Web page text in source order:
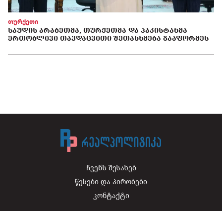
თურქეთი
ᲡᲐᲣᲓᲘᲡ ᲐᲠᲐᲑᲔᲗᲛᲐ, ᲗᲣᲠᲥᲔᲗᲛᲐ ᲓᲐ ᲞᲐᲙᲘᲡᲢᲐᲜᲛᲐ
ᲔᲠᲗᲝᲑᲚᲘᲕᲘ ᲗᲐᲕᲓᲐᲪᲕᲘᲗᲘ ᲨᲔᲗᲐᲜᲮᲛᲔᲑᲐ ᲒᲐᲐᲤᲝᲠᲛᲔᲡ
ჩვენს შესახებ
წესები და პირობები
კონტაქტი